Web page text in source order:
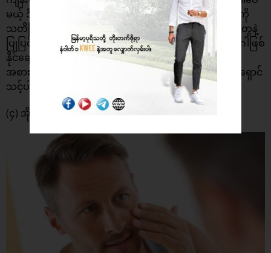
မယ့် ဒီလိုအစားအစာတွေထဲမှာတော့ သကြားပါဝင်မနေတာကို
သတိပြုရပါမယ်။ သကြားဓာတ်ပါဝင်မှုများတဲ့အစားအစာတွေနဲ့
ပြုပြင်ထားတဲ့အစားအစာတွေဟာ စိတ်ဖိစီးမှုနဲ့ စိတ်ကျရောဂါဖြစ်
နိုင်ချေပိုများပါတယ်။ ဒါကြောင့်သကြားဓာတ်ပါဝင်များတဲ့
အစားအစာနှင့်သောက်စရာဖျော်ရည်တွေကို အတက်နိုင်ဆုံးရှောင်
သင့်ပါတယ်။
(၄) အိုမင်းရင့်ရော်ခြင်းကိုမြန်စေတယ်